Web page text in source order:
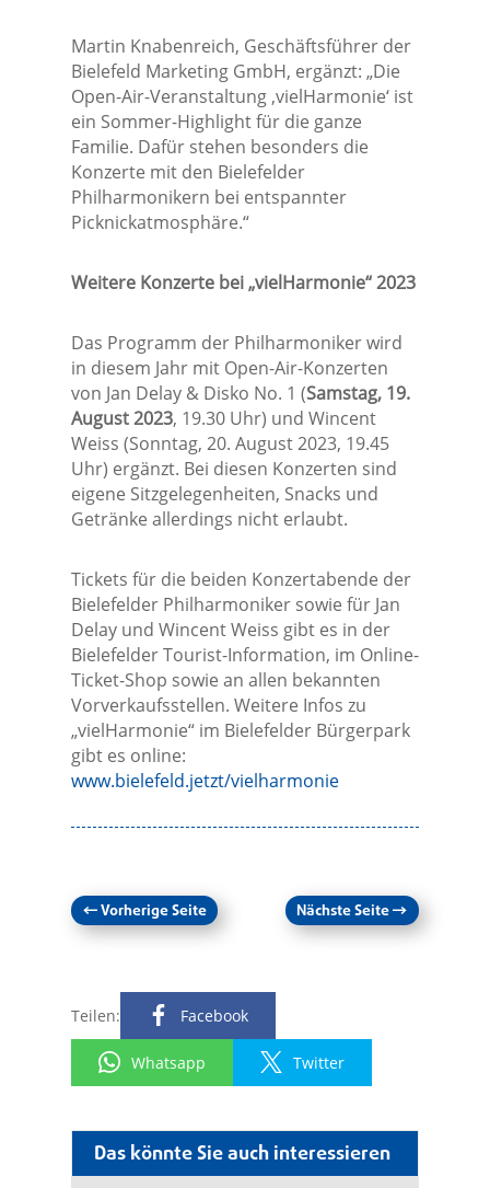
Das könnte Sie auch interessieren
Martin Knabenreich, Geschäftsführer der
Bielefeld Marketing GmbH, ergänzt: „Die
Open-Air-Veranstaltung ‚vielHarmonie‘ ist
ein Sommer-Highlight für die ganze
Familie. Dafür stehen besonders die
Konzerte mit den Bielefelder
Philharmonikern bei entspannter
Picknickatmosphäre.“
Weitere Konzerte bei „vielHarmonie“ 2023
Das Programm der Philharmoniker wird
in diesem Jahr mit Open-Air-Konzerten
von Jan Delay & Disko No. 1 (Samstag, 19.
August 2023, 19.30 Uhr) und Wincent
Weiss (Sonntag, 20. August 2023, 19.45
Uhr) ergänzt. Bei diesen Konzerten sind
eigene Sitzgelegenheiten, Snacks und
Getränke allerdings nicht erlaubt.
Tickets für die beiden Konzertabende der
Bielefelder Philharmoniker sowie für Jan
Delay und Wincent Weiss gibt es in der
Bielefelder Tourist-Information, im Online-
Ticket-Shop sowie an allen bekannten
Vorverkaufsstellen. Weitere Infos zu
„vielHarmonie“ im Bielefelder Bürgerpark
gibt es online:
www.bielefeld.jetzt/vielharmonie
←Vorherige Seite Nächste Seite→
Teilen: Facebook
Whatsapp Twitter